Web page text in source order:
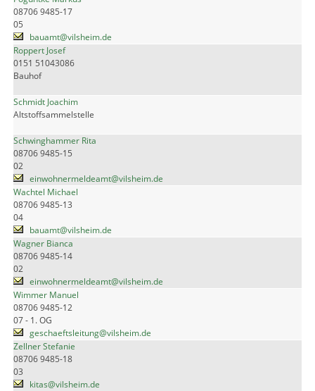
08706 9485-17
05
bauamt@vilsheim.de
Roppert Josef
0151 51043086
Bauhof
Schmidt Joachim
Altstoffsammelstelle
Schwinghammer Rita
08706 9485-15
02
einwohnermeldeamt@vilsheim.de
Wachtel Michael
08706 9485-13
04
bauamt@vilsheim.de
Wagner Bianca
08706 9485-14
02
einwohnermeldeamt@vilsheim.de
Wimmer Manuel
08706 9485-12
07 - 1. OG
geschaeftsleitung@vilsheim.de
Zellner Stefanie
08706 9485-18
03
kitas@vilsheim.de